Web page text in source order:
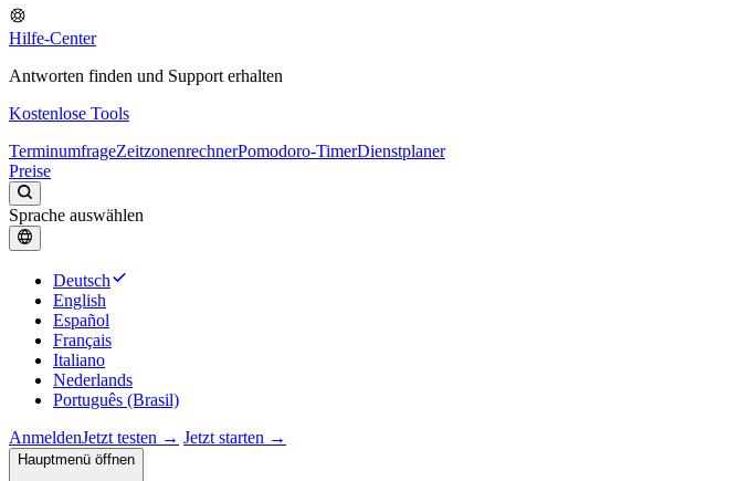
Hilfe-Center
Antworten finden und Support erhalten
Kostenlose Tools
TerminumfrageZeitzonenrechnerPomodoro-TimerDienstplaner
Preise
Sprache auswählen
Deutsch
English
Español
Français
Italiano
Nederlands
Português (Brasil)
AnmeldenJetzt testen → Jetzt starten →
Hauptmenü öffnen